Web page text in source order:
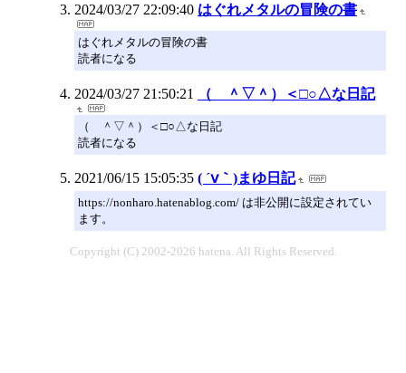
2024/03/27 22:09:40 はぐれメタルの冒険の書
はぐれメタルの冒険の書
読者になる
2024/03/27 21:50:21 （ ＾▽＾）＜□○△な日記
（ ＾▽＾）＜□○△な日記
読者になる
2021/06/15 15:05:35 ( ´ⅴ｀)まゆ日記
https://nonharo.hatenablog.com/ は非公開に設定されてい
ます。
Copyright (C) 2002-2026 hatena. All Rights Reserved.